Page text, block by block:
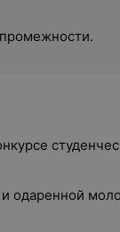
и одаренной